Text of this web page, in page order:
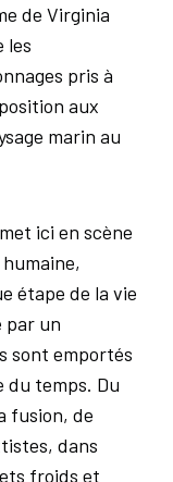
de Virginia
les
pris à
aux
marin au
ici en scène
étape de la vie
par un
sont emportés
du temps. Du
fusion, de
dans
froids et